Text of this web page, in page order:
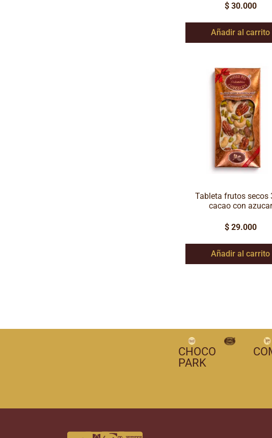
$30.000
Añadir al carrito
Tableta frutos secos
cacao con azucar
$29.000
Añadir al carrito
CHOCO
PARK